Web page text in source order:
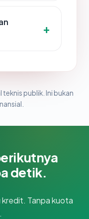
publik. Ini bukan
detik.
Tanpa kuota